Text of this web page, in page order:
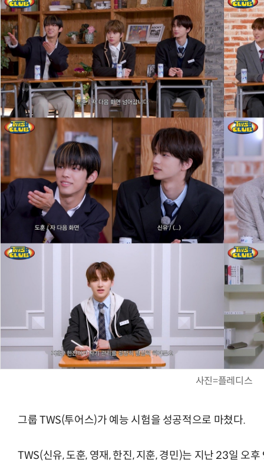
사진=플레디스
그룹 TWS(투어스)가 예능 시험을 성공적으로 마쳤다.
TWS(신유, 도훈, 영재, 한진, 지훈, 경민)는 지난 23일 오